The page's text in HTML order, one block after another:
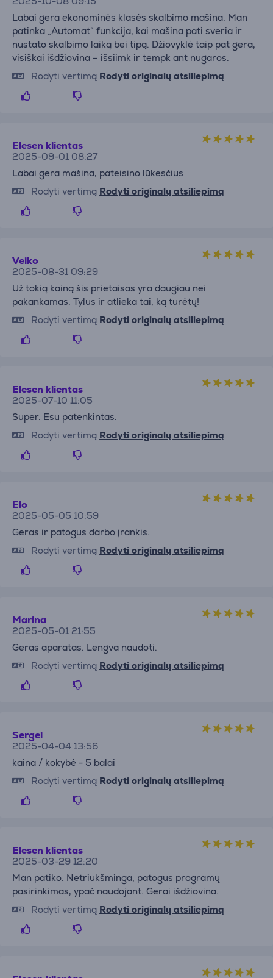
Labai gera ekonominės klasės skalbimo mašina. Man
patinka „Automat“ funkcija, kai mašina pati sveria ir
nustato skalbimo laiką bei tipą. Džiovyklė taip pat gera,
visiškai išdžiovina – išsiimk ir tempk ant nugaros.
Rodyti vertimą Rodyti originalų atsiliepimą
Elesen klientas
2025-09-01 08:27
Labai gera mašina, pateisino lūkesčius
Rodyti vertimą Rodyti originalų atsiliepimą
Veiko
2025-08-31 09:29
Už tokią kainą šis prietaisas yra daugiau nei
pakankamas. Tylus ir atlieka tai, ką turėtų!
Rodyti vertimą Rodyti originalų atsiliepimą
Elesen klientas
2025-07-10 11:05
Super. Esu patenkintas.
Rodyti vertimą Rodyti originalų atsiliepimą
Elo
2025-05-05 10:59
Geras ir patogus darbo įrankis.
Rodyti vertimą Rodyti originalų atsiliepimą
Marina
2025-05-01 21:55
Geras aparatas. Lengva naudoti.
Rodyti vertimą Rodyti originalų atsiliepimą
Sergei
2025-04-04 13:56
kaina / kokybė - 5 balai
Rodyti vertimą Rodyti originalų atsiliepimą
Elesen klientas
2025-03-29 12:20
Man patiko. Netriukšminga, patogus programų
pasirinkimas, ypač naudojant. Gerai išdžiovina.
Rodyti vertimą Rodyti originalų atsiliepimą